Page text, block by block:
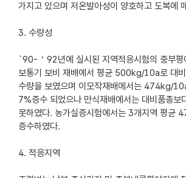
가지고 있으며 저온발아성이 양호하고 도복에
3. 수량성
`90-＇92년에 실시된 지역적응시험의 중부평
보통기 보비 재배에서 평균 500kg/10a로 대
수량을 보였으며 이모작재배에서는 474kg/
7%증수 되었으나 만식재배에서는 대비품종보
못하였다. 농가실증시험에서는 3개지역 평균
증수하였다.
4. 적응지역